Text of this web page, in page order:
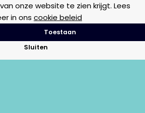
onze website te zien krijgt. Lees
in ons cookie beleid
Toestaan
Sluiten